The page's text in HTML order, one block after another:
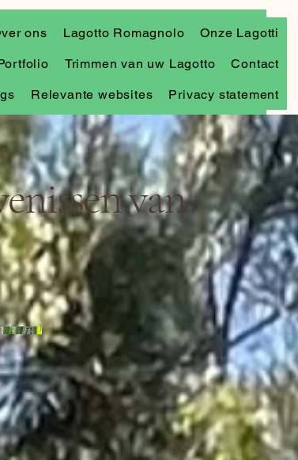
ons Lagotto Romagnolo Onze Lagotti
Trimmen van uw Lagotto Contact
Relevante websites Privacy statement
van